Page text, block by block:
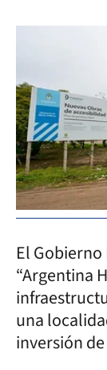
El
“Argentina
una
inversión